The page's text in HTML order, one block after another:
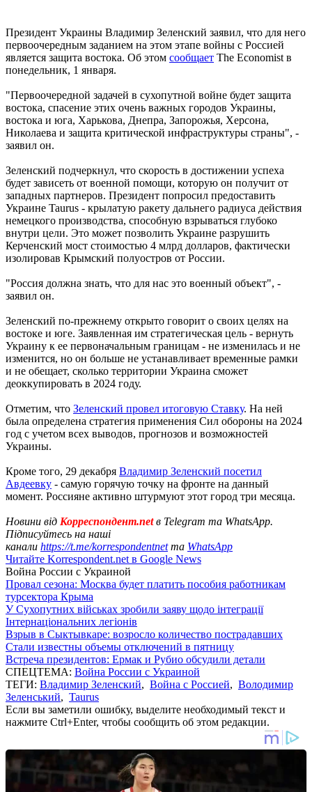
Президент Украины Владимир Зеленский заявил, что для него
первоочередным заданием на этом этапе войны с Россией
является защита востока. Об этом сообщает The Economist в
понедельник, 1 января.
"Первоочередной задачей в сухопутной войне будет защита
востока, спасение этих очень важных городов Украины,
востока и юга, Харькова, Днепра, Запорожья, Херсона,
Николаева и защита критической инфраструктуры страны", -
заявил он.
Зеленский подчеркнул, что скорость в достижении успеха
будет зависеть от военной помощи, которую он получит от
западных партнеров. Президент попросил предоставить
Украине Taurus - крылатую ракету дальнего радиуса действия
немецкого производства, способную взрываться глубоко
внутри цели. Это может позволить Украине разрушить
Керченский мост стоимостью 4 млрд долларов, фактически
изолировав Крымский полуостров от России.
"Россия должна знать, что для нас это военный объект", -
заявил он.
Зеленский по-прежнему открыто говорит о своих целях на
востоке и юге. Заявленная им стратегическая цель - вернуть
Украину к ее первоначальным границам - не изменилась и не
изменится, но он больше не устанавливает временные рамки
и не обещает, сколько территории Украина сможет
деоккупировать в 2024 году.
Отметим, что Зеленский провел итоговую Ставку. На ней
была определена стратегия применения Сил обороны на 2024
год с учетом всех выводов, прогнозов и возможностей
Украины.
Кроме того, 29 декабря Владимир Зеленский посетил
Авдеевку - самую горячую точку на фронте на данный
момент. Россияне активно штурмуют этот город три месяца.
Новини від Корреспондент.netв Telegram та WhatsApp.
Підписуйтесь на наші
канали https://t.me/korrespondentnetта WhatsApp
Читайте Korrespondent.net в Google News
Война России с Украиной
Провал сезона: Москва будет платить пособия работникам
турсектора Крыма
У Сухопутних військах зробили заяву щодо інтеграції
Інтернаціональних легіонів
Взрыв в Сыктывкаре: возросло количество пострадавших
Стали известны объемы отключений в пятницу
Встреча президентов: Ермак и Рубио обсудили детали
СПЕЦТЕМА: Война России с Украиной
ТЕГИ: Владимир Зеленский, Война с Россией, Володимир
Зеленський, Taurus
Если вы заметили ошибку, выделите необходимый текст и
нажмите Ctrl+Enter, чтобы сообщить об этом редакции.